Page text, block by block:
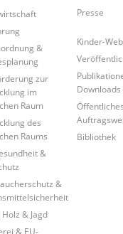
&
zur
im
Raum
des
Raums
&
&
& Jagd
& EU-
Presse
Kinder-
Downloads
Öffentliches
Bibliothek